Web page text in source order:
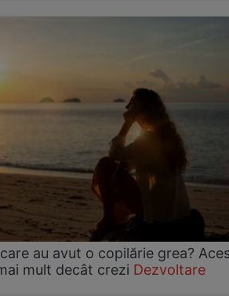
au avut o copilărie grea?
mult decât crezi Dezvoltare